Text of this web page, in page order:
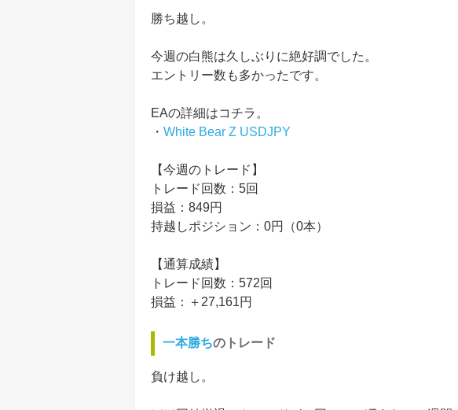
勝ち越し。
今週の白熊は久しぶりに絶好調でした。
エントリー数も多かったです。
EAの詳細はコチラ。
・ White Bear Z USDJPY
【今週のトレード】
トレード回数：5回
損益：849円
持越しポジション：0円（0本）
【通算成績】
トレード回数：572回
損益：＋27,161円
一本勝ちのトレード
負け越し。